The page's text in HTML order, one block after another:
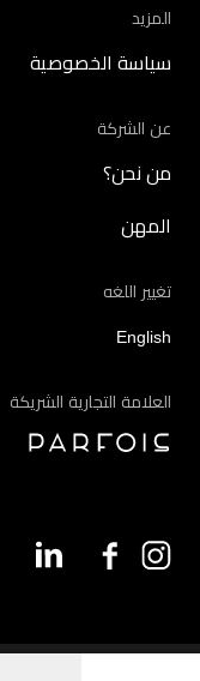
المزيد
سياسة الخصوصية
عن الشركة
من نحن؟
المهن
تغيير اللغه
English
العلامة التجارية الشريكة